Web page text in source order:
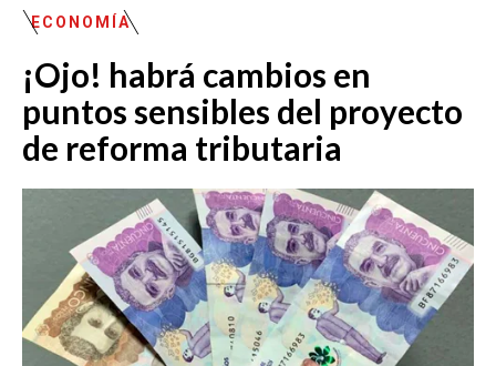
EMISIÓN 12:30 PM
EMISIÓN 7:00 PM
EMISIÓN 11:30 PM
ECONOMÍA
¡Ojo! habrá cambios en
puntos sensibles del proyecto
de reforma tributaria